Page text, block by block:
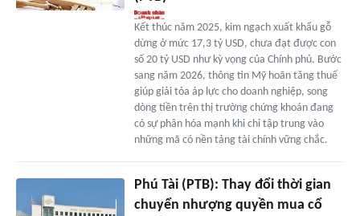
Kết thúc năm 2025, kim ngạch xuất khẩu gỗ
dừng ở mức 17,3 tỷ USD, chưa đạt được con
số 20 tỷ USD như kỳ vọng của Chính phủ. Bước
sang năm 2026, thông tin Mỹ hoãn tăng thuế
giúp giải tỏa áp lực cho doanh nghiệp, song
dòng tiền trên thị trường chứng khoán đang
có sự phân hóa mạnh khi chỉ tập trung vào
những mã có nền tảng tài chính vững chắc.
Phú Tài (PTB): Thay đổi thời gian
chuyển nhượng quyền mua cổ